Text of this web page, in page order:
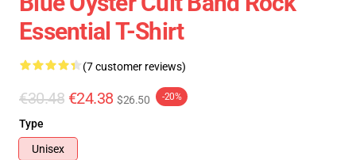
Essential T-Shirt
(7 customer reviews)
€30.48 €24.38 $26.50 -20%
Type
Unisex